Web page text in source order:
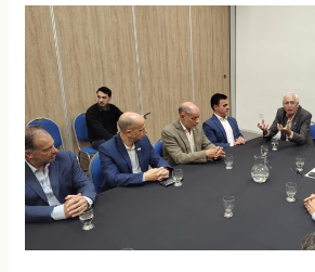
Escritores
Latinoamericanos
realiza
en
Concordia